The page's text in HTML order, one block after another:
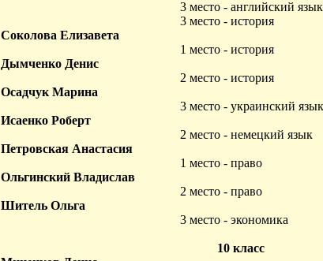
3 место - английский язык
3 место - история
Соколова Елизавета
1 место - история
Дымченко Денис
2 место - история
Осадчук Марина
3 место - украинский язык
Исаенко Роберт
2 место - немецкий язык
Петровская Анастасия
1 место - право
Ольгинский Владислав
2 место - право
Шитель Ольга
3 место - экономика
10 класс